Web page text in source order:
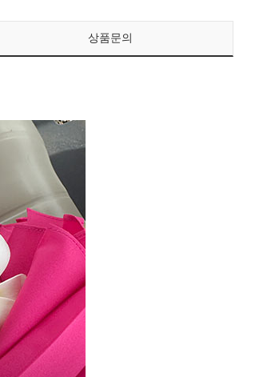
상품문의